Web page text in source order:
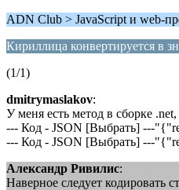
ADN Club > JavaScript и web-
Кириллица конвертируется в
(1/1)
dmitrymaslakov:
У меня есть метод в сборке
--- Код - JSON [Выбрать] ---
--- Код - JSON [Выбрать] ---
Александр Ривилис:
Наверное следует кодировать